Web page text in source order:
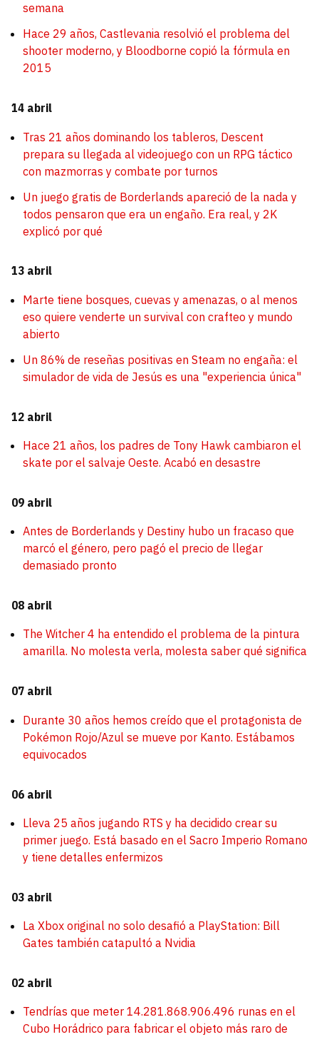
semana
Hace 29 años, Castlevania resolvió el problema del
shooter moderno, y Bloodborne copió la fórmula en
2015
14 abril
Tras 21 años dominando los tableros, Descent
prepara su llegada al videojuego con un RPG táctico
con mazmorras y combate por turnos
Un juego gratis de Borderlands apareció de la nada y
todos pensaron que era un engaño. Era real, y 2K
explicó por qué
13 abril
Marte tiene bosques, cuevas y amenazas, o al menos
eso quiere venderte un survival con crafteo y mundo
abierto
Un 86% de reseñas positivas en Steam no engaña: el
simulador de vida de Jesús es una "experiencia única"
12 abril
Hace 21 años, los padres de Tony Hawk cambiaron el
skate por el salvaje Oeste. Acabó en desastre
09 abril
Antes de Borderlands y Destiny hubo un fracaso que
marcó el género, pero pagó el precio de llegar
demasiado pronto
08 abril
The Witcher 4 ha entendido el problema de la pintura
amarilla. No molesta verla, molesta saber qué significa
07 abril
Durante 30 años hemos creído que el protagonista de
Pokémon Rojo/Azul se mueve por Kanto. Estábamos
equivocados
06 abril
Lleva 25 años jugando RTS y ha decidido crear su
primer juego. Está basado en el Sacro Imperio Romano
y tiene detalles enfermizos
03 abril
La Xbox original no solo desafió a PlayStation: Bill
Gates también catapultó a Nvidia
02 abril
Tendrías que meter 14.281.868.906.496 runas en el
Cubo Horádrico para fabricar el objeto más raro de